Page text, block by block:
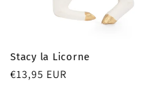
Stacy la Licorne
Prix
€13,95 EUR